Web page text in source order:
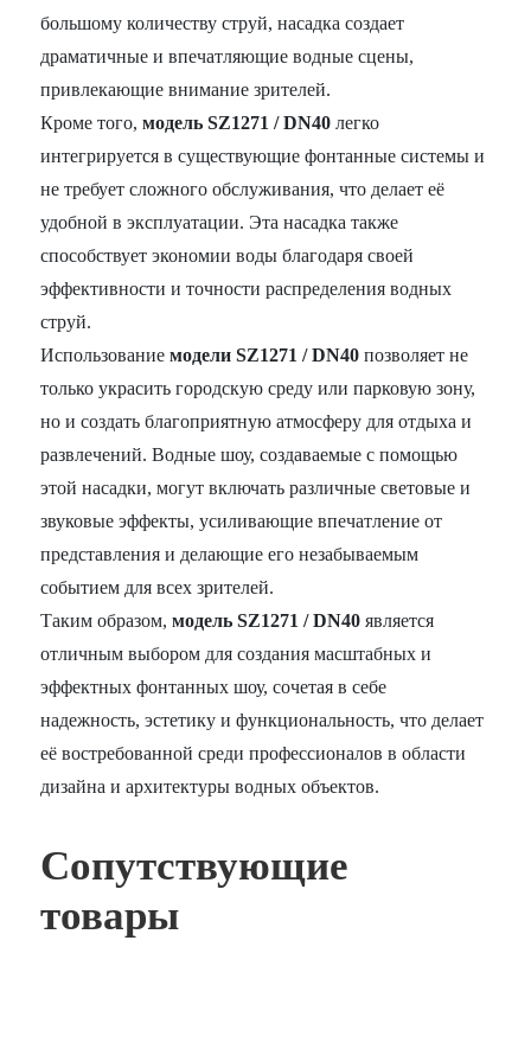
большому количеству струй, насадка создает
драматичные и впечатляющие водные сцены,
привлекающие внимание зрителей.
Кроме того,модель SZ1271 / DN40 легко
интегрируется в существующие фонтанные системы и
не требует сложного обслуживания, что делает её
удобной в эксплуатации. Эта насадка также
способствует экономии воды благодаря своей
эффективности и точности распределения водных
струй.
Использованиемодели SZ1271 / DN40 позволяет не
только украсить городскую среду или парковую зону,
но и создать благоприятную атмосферу для отдыха и
развлечений. Водные шоу, создаваемые с помощью
этой насадки, могут включать различные световые и
звуковые эффекты, усиливающие впечатление от
представления и делающие его незабываемым
событием для всех зрителей.
Таким образом,модель SZ1271 / DN40 является
отличным выбором для создания масштабных и
эффектных фонтанных шоу, сочетая в себе
надежность, эстетику и функциональность, что делает
её востребованной среди профессионалов в области
дизайна и архитектуры водных объектов.
Сопутствующие
товары